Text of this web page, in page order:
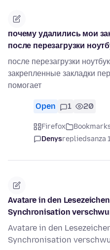
почему удалились мои
после перезагрузки
после перезагрузки
закрепленные закладки
помогает
Open 1 20
Firefox
Denysrepliedsanza
Avatare in den
Synchronisation
Avatare in den
Synchronisation